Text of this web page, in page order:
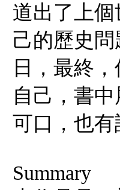
道出了上
己的歷史
日，最終
自己，書
可口，也
Summary